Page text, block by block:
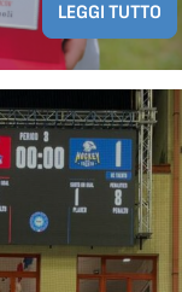
LEGGI TUTTO